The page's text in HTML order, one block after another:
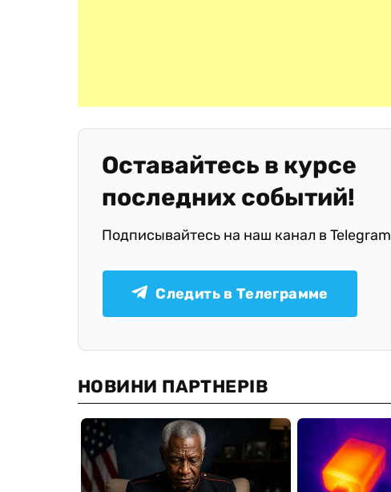
Оставайтесь в курсе
последних событий!
Подписывайтесь на наш канал в Telegram
Следить в Телеграмме